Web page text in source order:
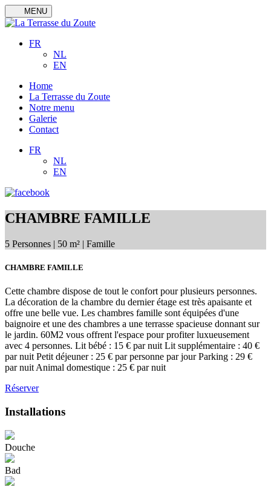
Skip
to
MENU
FR
NL
EN
Home
La Terrasse du Zoute
Notre menu
Galerie
Contact
FR
NL
EN
CHAMBRE FAMILLE
5 Personnes | 50 m² | Famille
CHAMBRE FAMILLE
Cette chambre dispose de tout le confort pour plusieurs personnes.
La décoration de la chambre du dernier étage est très apaisante et
offre une belle vue. Les chambres famille sont équipées d'une
baignoire et une des chambres a une terrasse spacieuse donnant sur
le jardin. 60M2 vous offrent l'espace pour profiter luxueusement
avec 4 personnes. Lit bébé : 15 € par nuit Lit supplémentaire : 40 €
par nuit Petit déjeuner : 25 € par personne par jour Parking : 29 €
par nuit Animal domestique : 25 € par nuit
Réserver
Installations
Douche
Bad